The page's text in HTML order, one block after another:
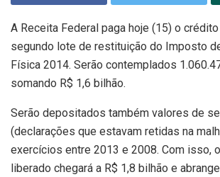
A Receita Federal paga hoje (15) o
segundo lote de restituição do Imposto
Física 2014. Serão contemplados
somando R$ 1,6 bilhão.
Serão depositados também valores de
(declarações que estavam retidas na
exercícios entre 2013 e 2008. Com isso,
liberado chegará a R$ 1,8 bilhão e